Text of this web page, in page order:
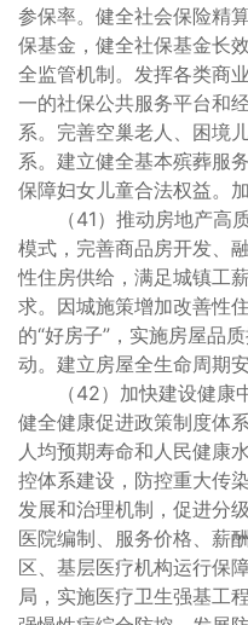
参保率。健全社会保险精
保基金，健全社保基金长
全监管机制。发挥各类商
一的社保公共服务平台和
系。完善空巢老人、困境
系。建立健全基本殡葬服
保障妇女儿童合法权益。
（41）推动房地产高质
模式，完善商品房开发、
性住房供给，满足城镇工
求。因城施策增加改善性
的“好房子”，实施房屋品
动。建立房屋全生命周期
（42）加快建设健康中
健全健康促进政策制度体
人均预期寿命和人民健康
控体系建设，防控重大传
发展和治理机制，促进分
医院编制、服务价格、薪
区、基层医疗机构运行保
局，实施医疗卫生强基工